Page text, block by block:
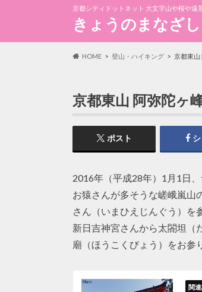
京都シティドットネット 大文字山や桜や遠
きょうのまなざし
HOME 登山・ハイキング 京都東山
京都東山 阿弥陀ヶ
ポスト
2016年（平成28年）1月1日
お猿さんが多そうな嵯峨嵐山
さん（いまひえじんぐう）を
新日吉神宮さんから太閤坦（
廟（ほうこくびょう）をお参